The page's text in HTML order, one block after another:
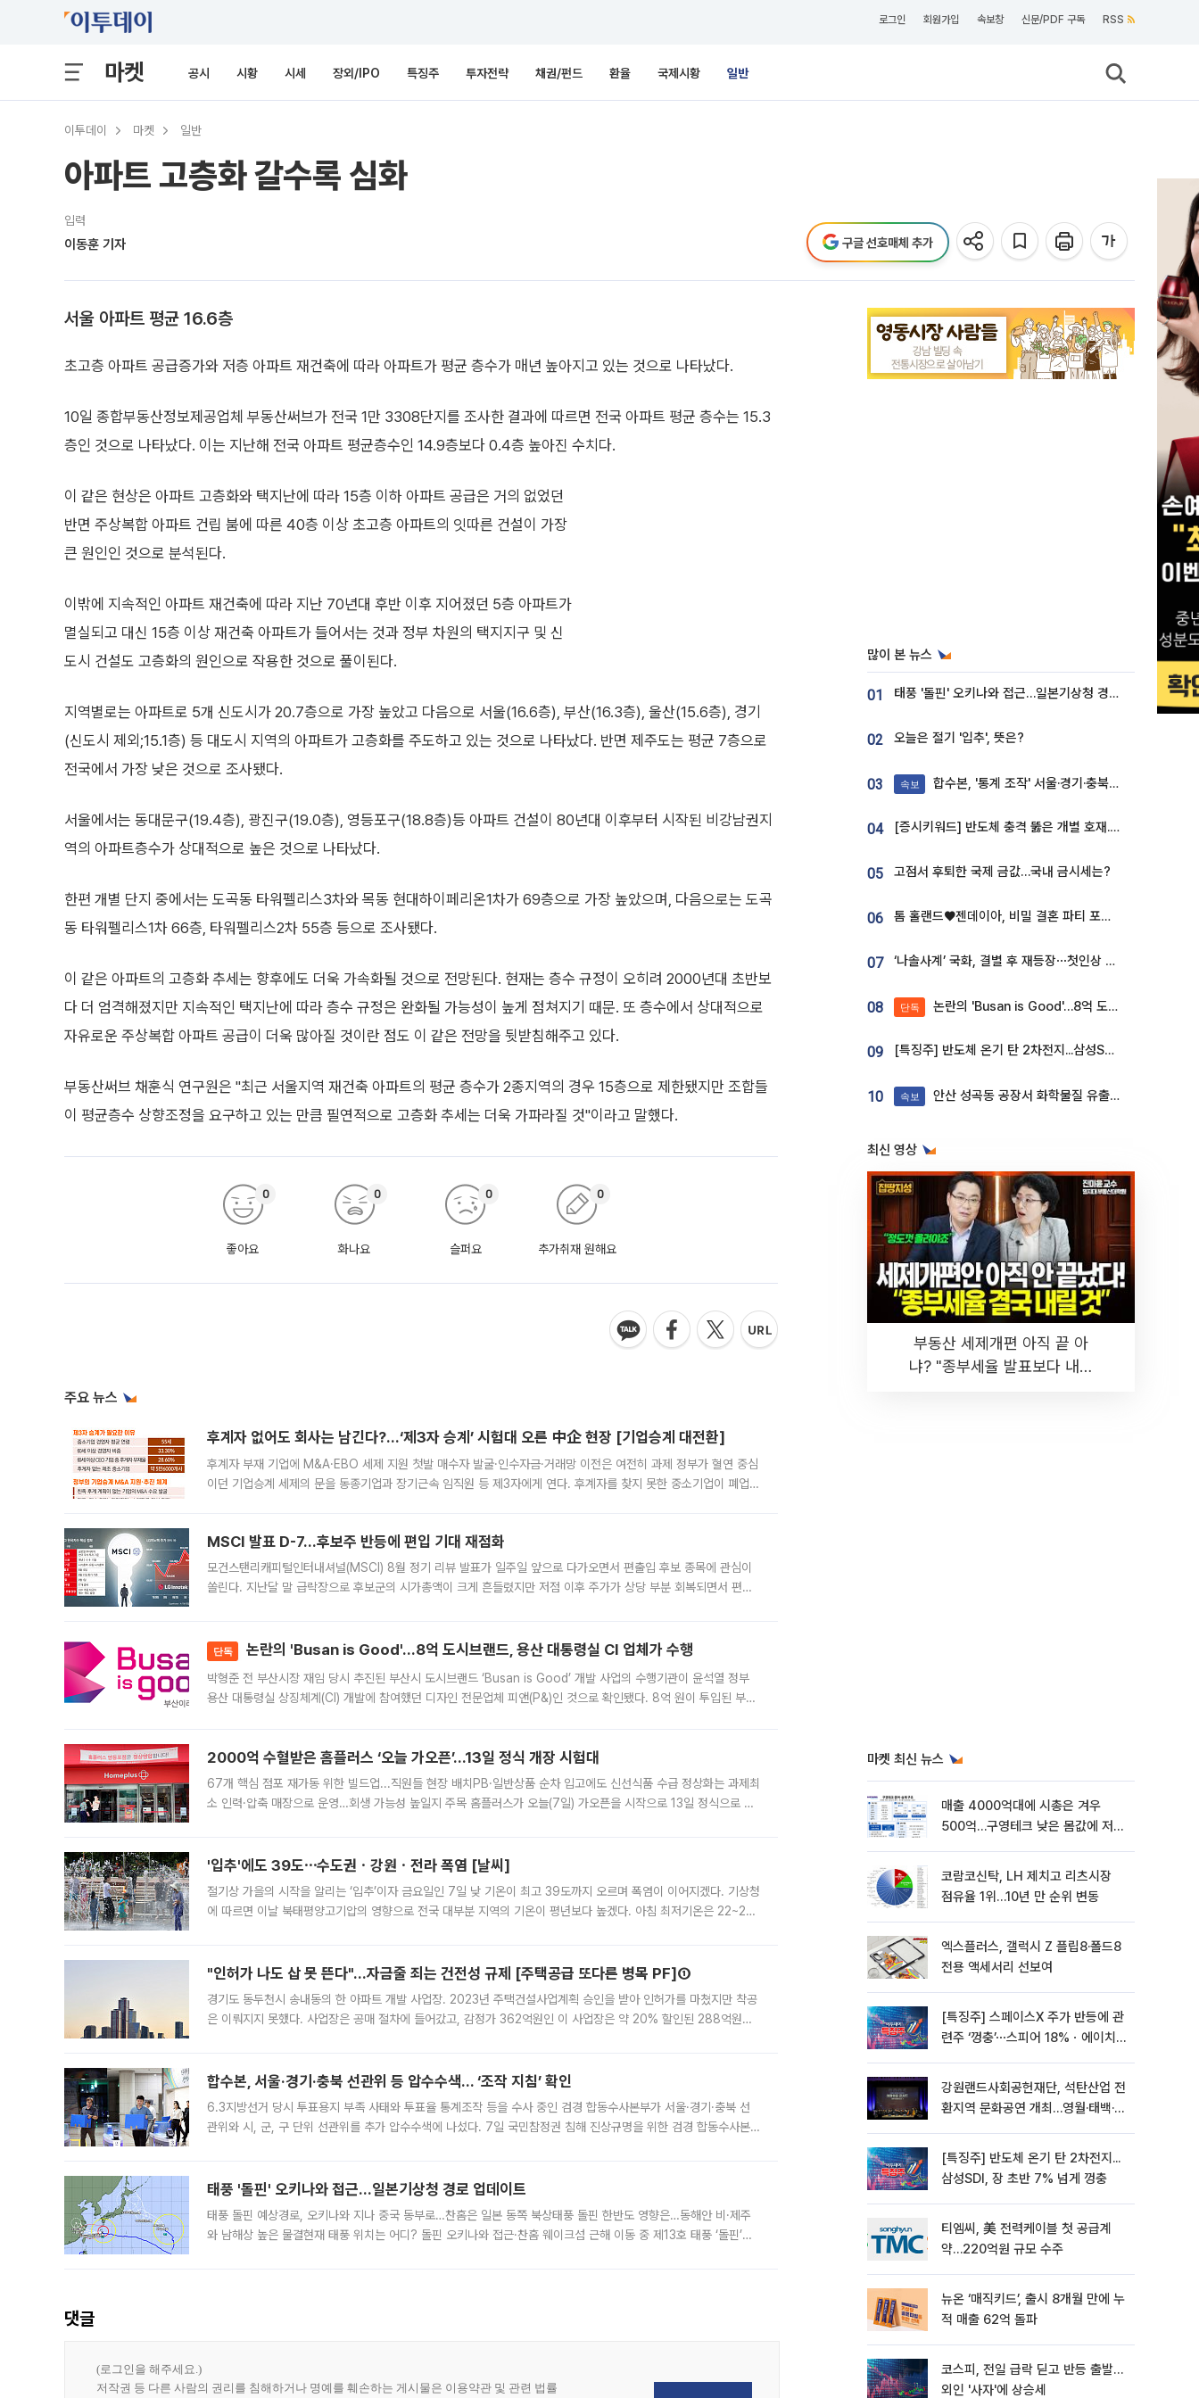
로그인 회원가입 속보창 신문/PDF 구독 RSS
마켓 공시 시황 시세 장외/IPO 특징주 투자전략 채권/펀드 환율 국제시황 일반
이투데이 마켓 일반
아파트 고층화 갈수록 심화
입력
이동훈 기자 구글 선호매체 추가
서울 아파트 평균 16.6층
초고층 아파트 공급증가와 저층 아파트 재건축에 따라 아파트가 평균 층수가 매년 높아지고 있는 것으로 나타났다.
10일 종합부동산정보제공업체 부동산써브가 전국 1만 3308단지를 조사한 결과에 따르면 전국 아파트 평균 층수는 15.3
층인 것으로 나타났다. 이는 지난해 전국 아파트 평균층수인 14.9층보다 0.4층 높아진 수치다.
이 같은 현상은 아파트 고층화와 택지난에 따라 15층 이하 아파트 공급은 거의 없었던
반면 주상복합 아파트 건립 붐에 따른 40층 이상 초고층 아파트의 잇따른 건설이 가장
큰 원인인 것으로 분석된다.
이밖에 지속적인 아파트 재건축에 따라 지난 70년대 후반 이후 지어졌던 5층 아파트가
멸실되고 대신 15층 이상 재건축 아파트가 들어서는 것과 정부 차원의 택지지구 및 신
도시 건설도 고층화의 원인으로 작용한 것으로 풀이된다.
지역별로는 아파트로 5개 신도시가 20.7층으로 가장 높았고 다음으로 서울(16.6층), 부산(16.3층), 울산(15.6층), 경기
(신도시 제외;15.1층) 등 대도시 지역의 아파트가 고층화를 주도하고 있는 것으로 나타났다. 반면 제주도는 평균 7층으로
전국에서 가장 낮은 것으로 조사됐다.
서울에서는 동대문구(19.4층), 광진구(19.0층), 영등포구(18.8층)등 아파트 건설이 80년대 이후부터 시작된 비강남권지
역의 아파트층수가 상대적으로 높은 것으로 나타났다.
한편 개별 단지 중에서는 도곡동 타워펠리스3차와 목동 현대하이페리온1차가 69층으로 가장 높았으며, 다음으로는 도곡
동 타워펠리스1차 66층, 타워펠리스2차 55층 등으로 조사됐다.
이 같은 아파트의 고층화 추세는 향후에도 더욱 가속화될 것으로 전망된다. 현재는 층수 규정이 오히려 2000년대 초반보
다 더 엄격해졌지만 지속적인 택지난에 따라 층수 규정은 완화될 가능성이 높게 점쳐지기 때문. 또 층수에서 상대적으로
자유로운 주상복합 아파트 공급이 더욱 많아질 것이란 점도 이 같은 전망을 뒷받침해주고 있다.
부동산써브 채훈식 연구원은 "최근 서울지역 재건축 아파트의 평균 층수가 2종지역의 경우 15층으로 제한됐지만 조합들
이 평균층수 상향조정을 요구하고 있는 만큼 필연적으로 고층화 추세는 더욱 가파라질 것"이라고 말했다.
좋아요
0
화나요
0
슬퍼요
0
추가취재 원해요
0
주요 뉴스
후계자 없어도 회사는 남긴다?…‘제3자 승계’ 시험대 오른 中企 현장 [기업승계 대전환]
후계자 부재 기업에 M&A·EBO 세제 지원 첫발 매수자 발굴·인수자금·거래망 이전은 여전히 과제 정부가 혈연 중심
이던 기업승계 세제의 문을 동종기업과 장기근속 임직원 등 제3자에게 연다. 후계자를 찾지 못한 중소기업이 폐업
MSCI 발표 D-7…후보주 반등에 편입 기대 재점화
모건스탠리캐피털인터내셔널(MSCI) 8월 정기 리뷰 발표가 일주일 앞으로 다가오면서 편출입 후보 종목에 관심이
쏠린다. 지난달 말 급락장으로 후보군의 시가총액이 크게 흔들렸지만 저점 이후 주가가 상당 부분 회복되면서 편입
단독 논란의 'Busan is Good'…8억 도시브랜드, 용산 대통령실 CI 업체가 수행
박형준 전 부산시장 재임 당시 추진된 부산시 도시브랜드 ‘Busan is Good’ 개발 사업의 수행기관이 윤석열 정부
용산 대통령실 상징체계(CI) 개발에 참여했던 디자인 전문업체 피앤(P&)인 것으로 확인됐다. 8억 원이 투입된 부산
2000억 수혈받은 홈플러스 ‘오늘 가오픈’...13일 정식 개장 시험대
67개 핵심 점포 재가동 위한 빌드업...직원들 현장 배치PB·일반상품 순차 입고에도 신선식품 수급 정상화는 과제최
소 인력·압축 매장으로 운영…회생 가능성 높일지 주목 홈플러스가 오늘(7일) 가오픈을 시작으로 13일 정식으로 재
'입추'에도 39도⋯수도권ㆍ강원ㆍ전라 폭염 [날씨]
절기상 가을의 시작을 알리는 ‘입추’이자 금요일인 7일 낮 기온이 최고 39도까지 오르며 폭염이 이어지겠다. 기상청
에 따르면 이날 북태평양고기압의 영향으로 전국 대부분 지역의 기온이 평년보다 높겠다. 아침 최저기온은 22~27
"인허가 나도 삽 못 뜬다"…자금줄 죄는 건전성 규제 [주택공급 또다른 병목 PF]①
경기도 동두천시 송내동의 한 아파트 개발 사업장. 2023년 주택건설사업계획 승인을 받아 인허가를 마쳤지만 착공
은 이뤄지지 못했다. 사업장은 공매 절차에 들어갔고, 감정가 362억원인 이 사업장은 약 20% 할인된 288억원에
합수본, 서울·경기·충북 선관위 등 압수수색… ‘조작 지침’ 확인
6.3지방선거 당시 투표용지 부족 사태와 투표율 통계조작 등을 수사 중인 검경 합동수사본부가 서울·경기·충북 선
관위와 시, 군, 구 단위 선관위를 추가 압수수색에 나섰다. 7일 국민참정권 침해 진상규명을 위한 검경 합동수사본
태풍 '돌핀' 오키나와 접근…일본기상청 경로 업데이트
태풍 돌핀 예상경로, 오키나와 지나 중국 동부로…찬홈은 일본 동쪽 북상태풍 돌핀 한반도 영향은…동해안 비·제주
와 남해상 높은 물결현재 태풍 위치는 어디? 돌핀 오키나와 접근·찬홈 웨이크섬 근해 이동 중 제13호 태풍 ‘돌핀’이
댓글
많이 본 뉴스
01 태풍 '돌핀' 오키나와 접근…일본기상청 경로 업데이트
02 오늘은 절기 '입추', 뜻은?
03 속보 합수본, '통계 조작' 서울·경기·충북 선관위 등 추가 압수수색
04 [증시키워드] 반도체 충격 뚫은 개별 호재...포스코퓨처엠·에코프로·한화솔루션 '눈길'
05 고점서 후퇴한 국제 금값…국내 금시세는?
06 톰 홀랜드♥젠데이아, 비밀 결혼 파티 포착⋯호텔 대관비만 9억
07 ‘나솔사계’ 국화, 결별 후 재등장⋯첫인상 투표 휩쓸고 ‘인기녀’ 등극
08 단독 논란의 'Busan is Good'…8억 도시브랜드, 용산 대통령실 CI 업체가 수행
09 [특징주] 반도체 온기 탄 2차전지...삼성SDI, 장 초반 7% 넘게 껑충
10 속보 안산 성곡동 공장서 화학물질 유출 사고 발생
최신 영상
부동산 세제개편 아직 끝 아
냐? "종부세율 발표보다 내릴
마켓 최신 뉴스
매출 4000억대에 시총은 겨우
500억…구영테크 낮은 몸값에 저가
코람코신탁, LH 제치고 리츠시장
점유율 1위…10년 만 순위 변동
엑스플러스, 갤럭시 Z 플립8·폴드8
전용 액세서리 선보여
[특징주] 스페이스X 주가 반등에 관
련주 ‘껑충’⋯스피어 18%ㆍ에이치
강원랜드사회공헌재단, 석탄산업 전
환지역 문화공연 개최…영월·태백·삼
[특징주] 반도체 온기 탄 2차전지...
삼성SDI, 장 초반 7% 넘게 껑충
티엠씨, 美 전력케이블 첫 공급계
약…220억원 규모 수주
뉴온 ‘매직키드’, 출시 8개월 만에 누
적 매출 62억 돌파
코스피, 전일 급락 딛고 반등 출발…
외인 '사자'에 상승세